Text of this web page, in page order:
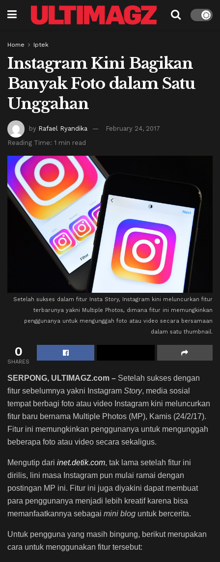
Home Iptek
Instagram Kini Bagikan
Banyak Foto dalam Satu
Unggahan
by Rafael Ryandika
February 24, 2017
Reading Time: 1 min read
Setelah sukses dalam fitur Insta Story, Instagram kini meluncurkan fitur
terbarunya yakni Multiple Photos, dimana fitur ini memungkinkan
penggunanya untuk mengunggah foto atau video secara bersamaan
dalam satu thumbnail.
0
SHARES
SERPONG, ULTIMAGZ.com – Setelah sukses dengan
fitur sebelumnya yakni Instagram Story, media sosial
tempat berbagi foto atau video Instagram kini meluncurkan
fitur baru bernama Multiple Photos (MP), Kamis (24/2/17).
Fitur ini memungkinkan penggunanya untuk mengunggah
beberapa foto atau video secara sekaligus.
Mengutip dari inet.detik.com, tak lama setelah fitur ini
dirilis, lini masa Instagram pun mulai ramai dengan
postingan MP ini. Fitur ini juga diyakini dapat membuat
para penggunanya menjadi lebih kreatif karena bisa
memanfaatkannya sebagai mini blog untuk bercerita.
Untuk pengguna yang masih bingung, berikut merupakan
cara untuk menggunakan fitur tersebut: